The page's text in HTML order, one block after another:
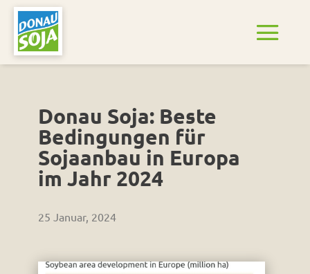
Donau Soja: Beste
Bedingungen für
Sojaanbau in Europa
im Jahr 2024
25 Januar, 2024